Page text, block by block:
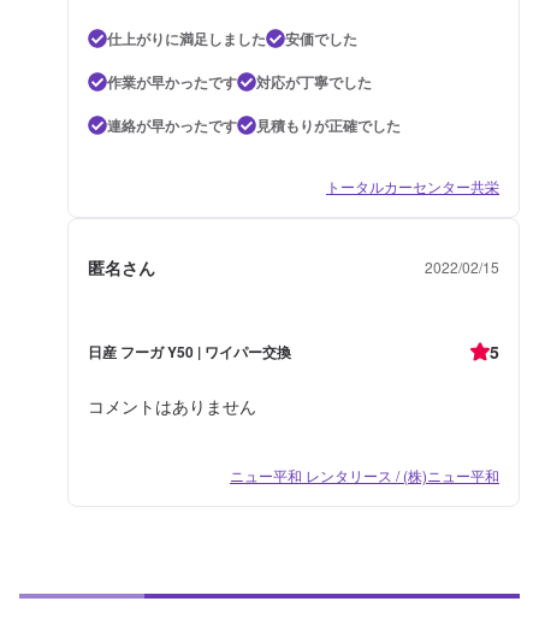
仕上がりに満足しました
安価でした
作業が早かったです
対応が丁寧でした
連絡が早かったです
見積もりが正確でした
トータルカーセンター共栄
匿名さん 2022/02/15
日産 フーガ Y50 | ワイパー交換 5
コメントはありません
ニュー平和 レンタリース / (株)ニュー平和